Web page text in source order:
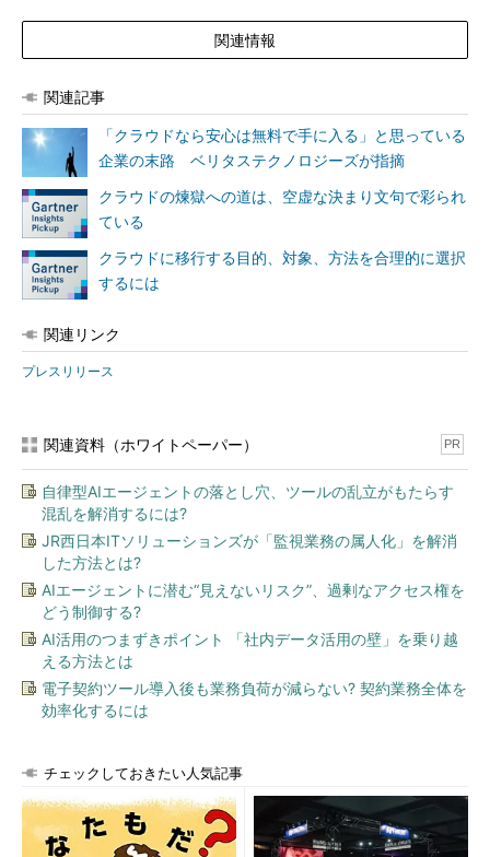
関連情報
関連記事
「クラウドなら安心は無料で手に入る」と思っている
企業の末路 ベリタステクノロジーズが指摘
クラウドの煉獄への道は、空虚な決まり文句で彩られ
ている
クラウドに移行する目的、対象、方法を合理的に選択
するには
関連リンク
プレスリリース
関連資料（ホワイトペーパー） PR
自律型AIエージェントの落とし穴、ツールの乱立がもたらす
混乱を解消するには?
JR西日本ITソリューションズが「監視業務の属人化」を解消
した方法とは?
AIエージェントに潜む“見えないリスク”、過剰なアクセス権を
どう制御する?
AI活用のつまずきポイント 「社内データ活用の壁」を乗り越
える方法とは
電子契約ツール導入後も業務負荷が減らない? 契約業務全体を
効率化するには
チェックしておきたい人気記事